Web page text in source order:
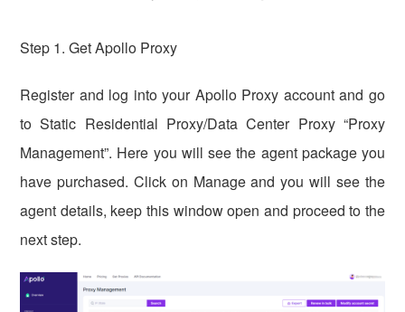
Step 1. Get Apollo Proxy
Register and log into your Apollo Proxy account and go
to Static Residential Proxy/Data Center Proxy “Proxy
Management”. Here you will see the agent package you
have purchased. Click on Manage and you will see the
agent details, keep this window open and proceed to the
next step.